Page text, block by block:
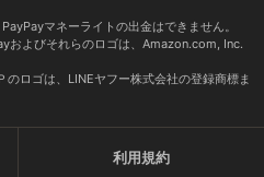
マネーライトの出金はできません。
よびそれらのロゴは、Amazon.com, Inc.
ロゴは、LINEヤフー株式会社の登録商標ま
利用規約